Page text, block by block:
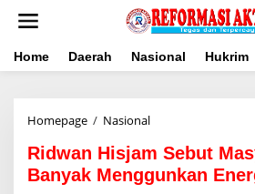
Home Daerah Nasional Hukrim
Homepage / NasionalRidwan
Sebut
Masyarakat
Masih
Ridwan Hisjam Sebut
Banyak Menggunkan